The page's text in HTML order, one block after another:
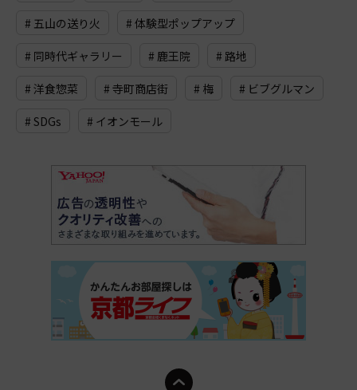
# 五山の送り火 # 体験型ポップアップ
# 同時代ギャラリー # 鹿王院 # 路地
# 洋食惣菜 # 寺町商店街 # 梅 # ビブグルマン
# SDGs # イオンモール